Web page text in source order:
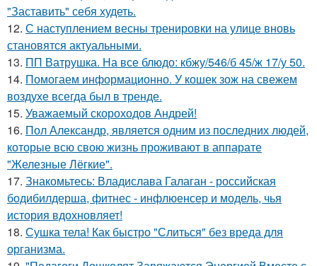
"Заставить" себя худеть.
12. С наступлением весны тренировки на улице вновь
становятся актуальными.
13. ПП Ватрушка. На все блюдо: кбжу/546/б 45/ж 17/у 50.
14. Помогаем информационно. У кошек зож на свежем
воздухе всегда был в тренде.
15. Уважаемый скороходов Андрей!
16. Пол Александр, является одним из последних людей,
которые всю свою жизнь проживают в аппарате
"Железные Лёгкие".
17. Знакомьтесь: Владислава Галаган - российская
бодибилдерша, фитнес - инфлюенсер и модель, чья
история вдохновляет!
18. Сушка тела! Как быстро "Слиться" без вреда для
организма.